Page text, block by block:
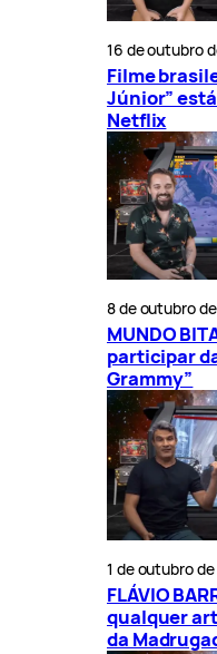
16 de outubro
Filme
Júnior”
Netflix
8 de outubro
MUNDO
participar
Grammy”
1 de outubro
FLÁVIO
qualquer
da